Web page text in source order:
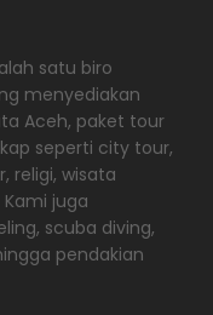
satu biro
menyediakan
Aceh, paket tour
seperti city tour,
religi, wisata
juga
scuba diving,
pendakian